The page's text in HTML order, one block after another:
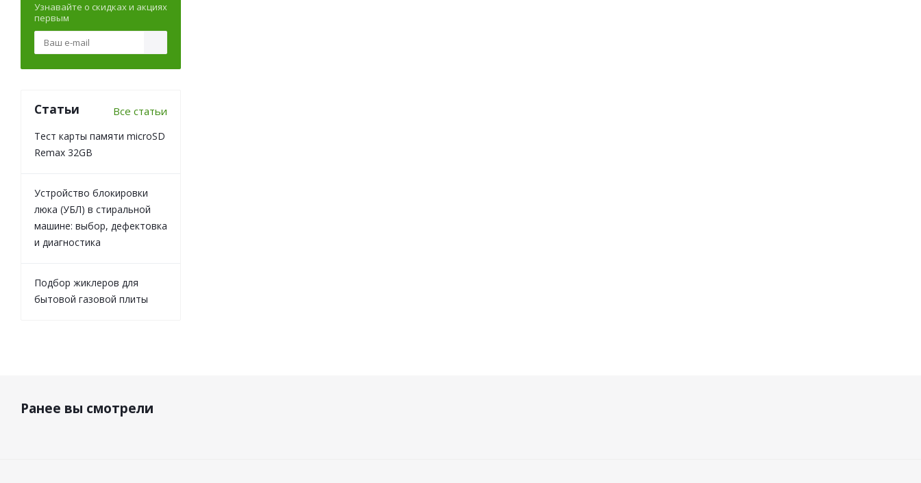
Узнавайте о скидках и акциях
первым
Статьи Все статьи
Тест карты памяти microSD
Remax 32GB
Устройство блокировки
люка (УБЛ) в стиральной
машине: выбор, дефектовка
и диагностика
Подбор жиклеров для
бытовой газовой плиты
Ранее вы смотрели